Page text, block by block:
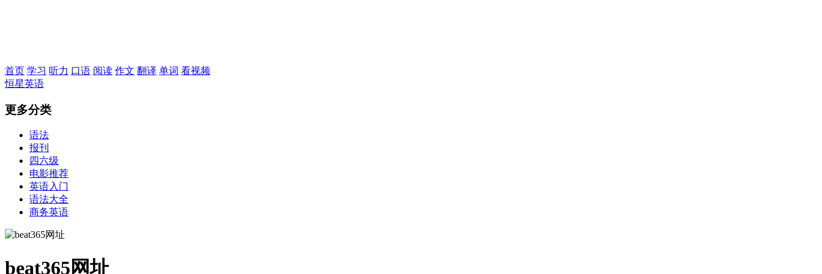
首页 学习 听力 口语 阅读 作文 翻译 单词 看视频
恒星英语
更多分类
语法
报刊
四六级
电影推荐
英语入门
语法大全
商务英语
beat365网址